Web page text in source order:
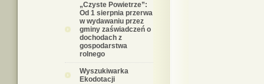
„Czyste Powietrze”:
Od 1 sierpnia przerwa
w wydawaniu przez
gminy zaświadczeń o
dochodach z
gospodarstwa
rolnego
Wyszukiwarka
Ekodotacji